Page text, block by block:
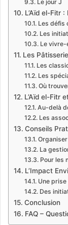
Le jour J
L’Aïd el-Fitr
Les défis
Les
Le vivre-
Les
Les
Les
Où
L’Aïd el-Fitr
Au-delà
Les
Conseils
La
Pour les
L’Impact
Une
Des
Conclusion
FAQ –